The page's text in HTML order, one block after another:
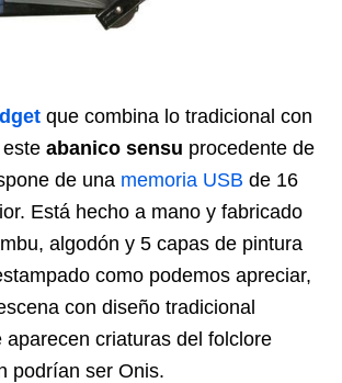
que combina lo tradicional con
abanico sensu procedente de
de una memoria USB de 16
Está hecho a mano y fabricado
algodón y 5 capas de pintura
como podemos apreciar,
con diseño tradicional
aparecen criaturas del folclore
podrían ser Onis.